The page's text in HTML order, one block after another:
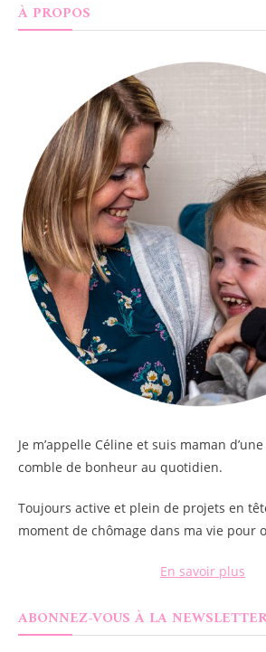
À PROPOS
Je m’appelle Céline et suis maman
comble de bonheur au quotidien.
Toujours active et plein de projets en
moment de chômage dans ma vie pour
En savoir plus
ABONNEZ-VOUS À LA